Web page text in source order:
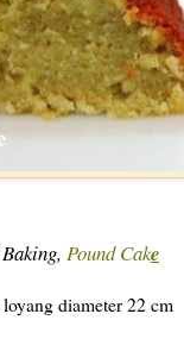
Pound Cake
diameter 22 cm